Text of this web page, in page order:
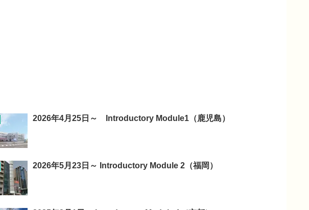
2026年4月25日～ Introductory Module1（鹿児島）
2026年5月23日～ Introductory Module 2（福岡）